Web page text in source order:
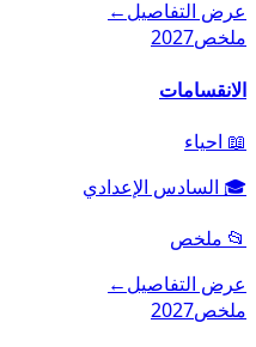
عرض التفاصيل←
ملخص2027
الانقسامات
📖 احياء
🎓 السادس الإعدادي
📂 ملخص
عرض التفاصيل←
ملخص2027